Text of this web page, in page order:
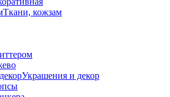
Ткани, кожзам
Украшения и декор